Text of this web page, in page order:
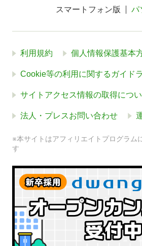
スマートフォン版 パ
利用規約 個人情報保護基本
Cookie等の利用に関するガイド
サイトアクセス情報の取得につ
法人・プレスお問い合わせ
※本サイトはアフィリエイトプログラム
す